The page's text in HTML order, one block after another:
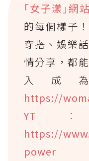
｢女子漾｣網站
的每個樣子
穿搭、娛樂
情分享，都
入成
https://
YT
https://
power